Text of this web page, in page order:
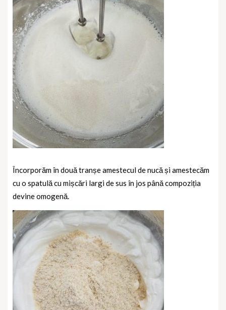
Încorporăm în două tranșe amestecul de nucă și amestecăm
cu o spatulă cu mișcări largi de sus în jos până compoziția
devine omogenă.